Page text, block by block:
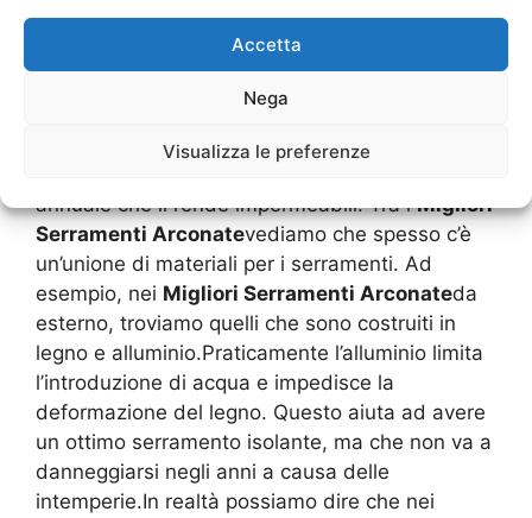
Accetta
Nega
Visualizza le preferenze
volta che l’acqua è penetrata al suo interno,
ecco che si ha anche una decomposizione del
legno. Vero è che attualmente sono disponibili
alcuni legni che hanno ricevuto una ottima
annuale che li rende impermeabili. Tra iMigliori
Serramenti Arconatevediamo che spesso c’è
un’unione di materiali per i serramenti. Ad
esempio, nei Migliori Serramenti Arconateda
esterno, troviamo quelli che sono costruiti in
legno e alluminio.Praticamente l’alluminio limita
l’introduzione di acqua e impedisce la
deformazione del legno. Questo aiuta ad avere
un ottimo serramento isolante, ma che non va a
danneggiarsi negli anni a causa delle
intemperie.In realtà possiamo dire che nei